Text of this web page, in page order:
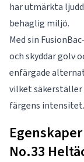
har utmärkta
behaglig miljö.
Med sin
och skyddar golv
enfärgade
vilket säkerställer
färgens intensitet.
No.33